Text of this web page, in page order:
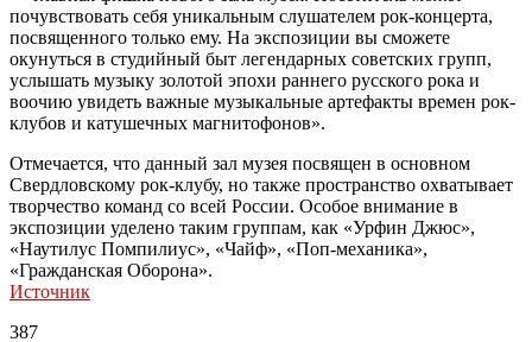
почувствовать себя уникальным слушателем рок-концерта,
посвященного только ему. На экспозиции вы сможете
окунуться в студийный быт легендарных советских групп,
услышать музыку золотой эпохи раннего русского рока и
воочию увидеть важные музыкальные артефакты времен рок-
клубов и катушечных магнитофонов».
Отмечается, что данный зал музея посвящен в основном
Свердловскому рок-клубу, но также пространство охватывает
творчество команд со всей России. Особое внимание в
экспозиции уделено таким группам, как «Урфин Джюс»,
«Наутилус Помпилиус», «Чайф», «Поп-механика»,
«Гражданская Оборона».
Источник
387